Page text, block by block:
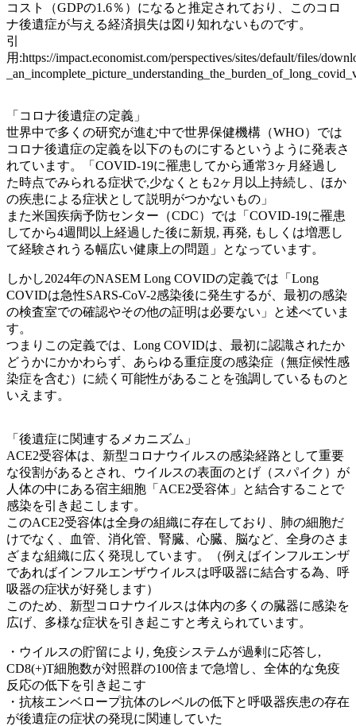
コスト（GDPの1.6％）になると推定されており、このコロ
ナ後遺症が与える経済損失は図り知れないものです。
引
用:https://impact.economist.com/perspectives/sites/default/files/
「コロナ後遺症の定義」
世界中で多くの研究が進む中で世界保健機構（WHO）では
コロナ後遺症の定義を以下のものにするというように発表さ
れています。「COVID-19に罹患してから通常3ヶ月経過し
た時点でみられる症状で,少なくとも2ヶ月以上持続し、ほか
の疾患による症状として説明がつかないもの」
また米国疾病予防センター（CDC）では「COVID-19に罹患
してから4週間以上経過した後に新規, 再発, もしくは増悪し
て経験されうる幅広い健康上の問題」となっています。
しかし2024年のNASEM Long COVIDの定義では「Long
COVIDは急性SARS-CoV-2感染後に発生するが、最初の感染
の検査室での確認やその他の証明は必要ない」と述べていま
す。
つまりこの定義では、Long COVIDは、最初に認識されたか
どうかにかかわらず、あらゆる重症度の感染症（無症候性感
染症を含む）に続く可能性があることを強調しているものと
いえます。
「後遺症に関連するメカニズム」
ACE2受容体は、新型コロナウイルスの感染経路として重要
な役割があるとされ、ウイルスの表面のとげ（スパイク）が
人体の中にある宿主細胞「ACE2受容体」と結合することで
感染を引き起こします。
このACE2受容体は全身の組織に存在しており、肺の細胞だ
けでなく、血管、消化管、腎臓、心臓、脳など、全身のさま
ざまな組織に広く発現しています。（例えばインフルエンザ
であればインフルエンザウイルスは呼吸器に結合する為、呼
吸器の症状が好発します）
このため、新型コロナウイルスは体内の多くの臓器に感染を
広げ、多様な症状を引き起こすと考えられています。
・ウイルスの貯留により, 免疫システムが過剰に応答し,
CD8(+)T細胞数が対照群の100倍まで急増し、全体的な免疫
反応の低下を引き起こす
・抗核エンベロープ抗体のレベルの低下と呼吸器疾患の存在
が後遺症の症状の発現に関連していた